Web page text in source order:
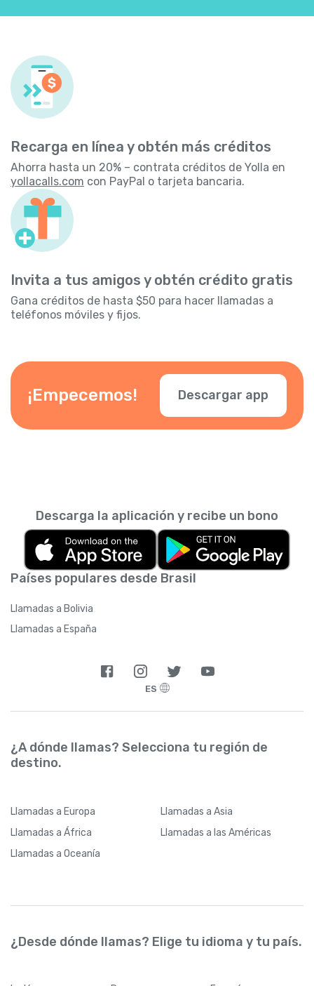
Recarga en línea y obtén más créditos
Ahorra hasta un 20% – contrata créditos de Yolla en
yollacalls.com con PayPal o tarjeta bancaria.
Invita a tus amigos y obtén crédito gratis
Gana créditos de hasta $50 para hacer llamadas a
teléfonos móviles y fijos.
¡Empecemos! Descargar app
Países populares desde Brasil
Llamadas a Bolivia
Llamadas a España
Descarga la aplicación y recibe un bono
ES
¿A dónde llamas? Selecciona tu región de
destino.
Llamadas a Europa Llamadas a Asia
Llamadas a África Llamadas a las Américas
Llamadas a Oceanía
¿Desde dónde llamas? Elige tu idioma y tu país.